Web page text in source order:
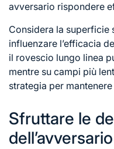
avversario rispondere
Considera la superficie
influenzare l’efficacia
il rovescio lungo linea
mentre su campi più
strategia per
Sfruttare le
dell’avversario